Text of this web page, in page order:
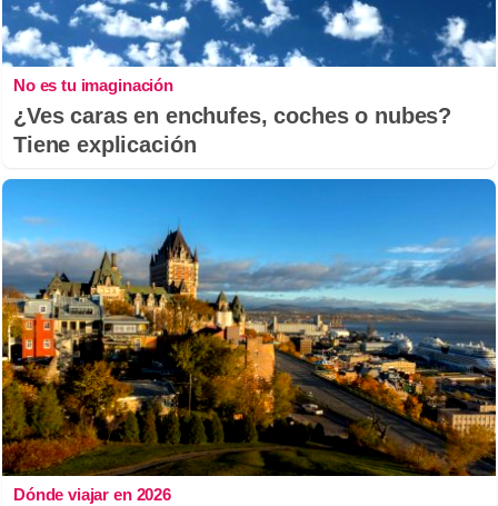
No es tu imaginación
¿Ves caras en enchufes, coches o nubes?
Tiene explicación
Dónde viajar en 2026